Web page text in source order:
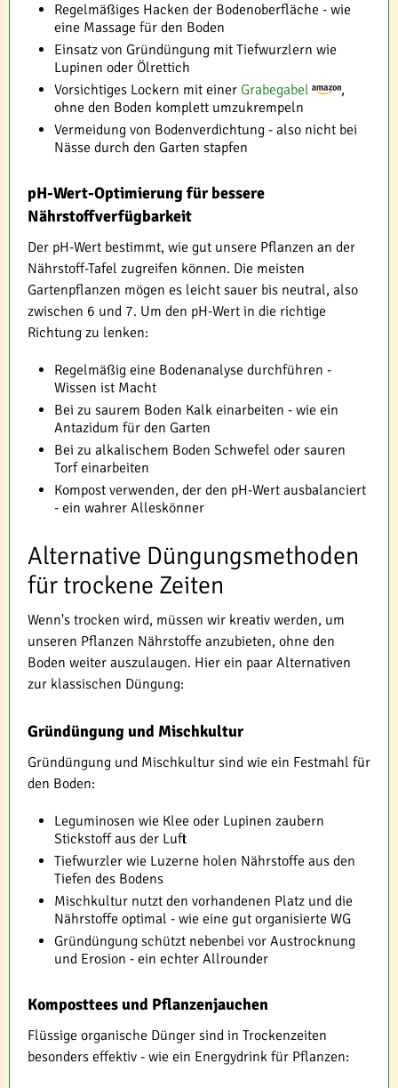
Regelmäßiges Hacken der Bodenoberfläche - wie
eine Massage für den Boden
Einsatz von Gründüngung mit Tiefwurzlern wie
Lupinen oder Ölrettich
Vorsichtiges Lockern mit einer Grabegabel
,
ohne den Boden komplett umzukrempeln
Vermeidung von Bodenverdichtung - also nicht bei
Nässe durch den Garten stapfen
pH-Wert-Optimierung für bessere
Nährstoffverfügbarkeit
Der pH-Wert bestimmt, wie gut unsere Pflanzen an der
Nährstoff-Tafel zugreifen können. Die meisten
Gartenpflanzen mögen es leicht sauer bis neutral, also
zwischen 6 und 7. Um den pH-Wert in die richtige
Richtung zu lenken:
Regelmäßig eine Bodenanalyse durchführen -
Wissen ist Macht
Bei zu saurem Boden Kalk einarbeiten - wie ein
Antazidum für den Garten
Bei zu alkalischem Boden Schwefel oder sauren
Torf einarbeiten
Kompost verwenden, der den pH-Wert ausbalanciert
- ein wahrer Alleskönner
Alternative Düngungsmethoden
für trockene Zeiten
Wenn's trocken wird, müssen wir kreativ werden, um
unseren Pflanzen Nährstoffe anzubieten, ohne den
Boden weiter auszulaugen. Hier ein paar Alternativen
zur klassischen Düngung:
Gründüngung und Mischkultur
Gründüngung und Mischkultur sind wie ein Festmahl für
den Boden:
Leguminosen wie Klee oder Lupinen zaubern
Stickstoff aus der Luft
Tiefwurzler wie Luzerne holen Nährstoffe aus den
Tiefen des Bodens
Mischkultur nutzt den vorhandenen Platz und die
Nährstoffe optimal - wie eine gut organisierte WG
Gründüngung schützt nebenbei vor Austrocknung
und Erosion - ein echter Allrounder
Komposttees und Pflanzenjauchen
Flüssige organische Dünger sind in Trockenzeiten
besonders effektiv - wie ein Energydrink für Pflanzen: